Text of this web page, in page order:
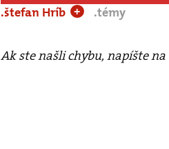
.štefan Hríb + .témy
Ak ste našli chybu, napíšte na